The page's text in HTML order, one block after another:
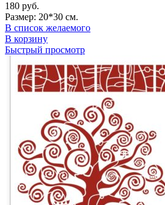
180 руб.
Размер: 20*30 см.
В список желаемого
В корзину
Быстрый просмотр